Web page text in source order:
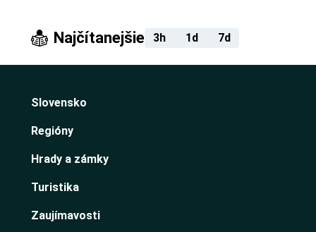
Najčítanejšie 3h 1d 7d
Slovensko
Regióny
Hrady a zámky
Turistika
Zaujímavosti